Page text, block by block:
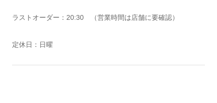
ラストオーダー：20:30 （営業時間は店舗に要確認）
定休日：日曜